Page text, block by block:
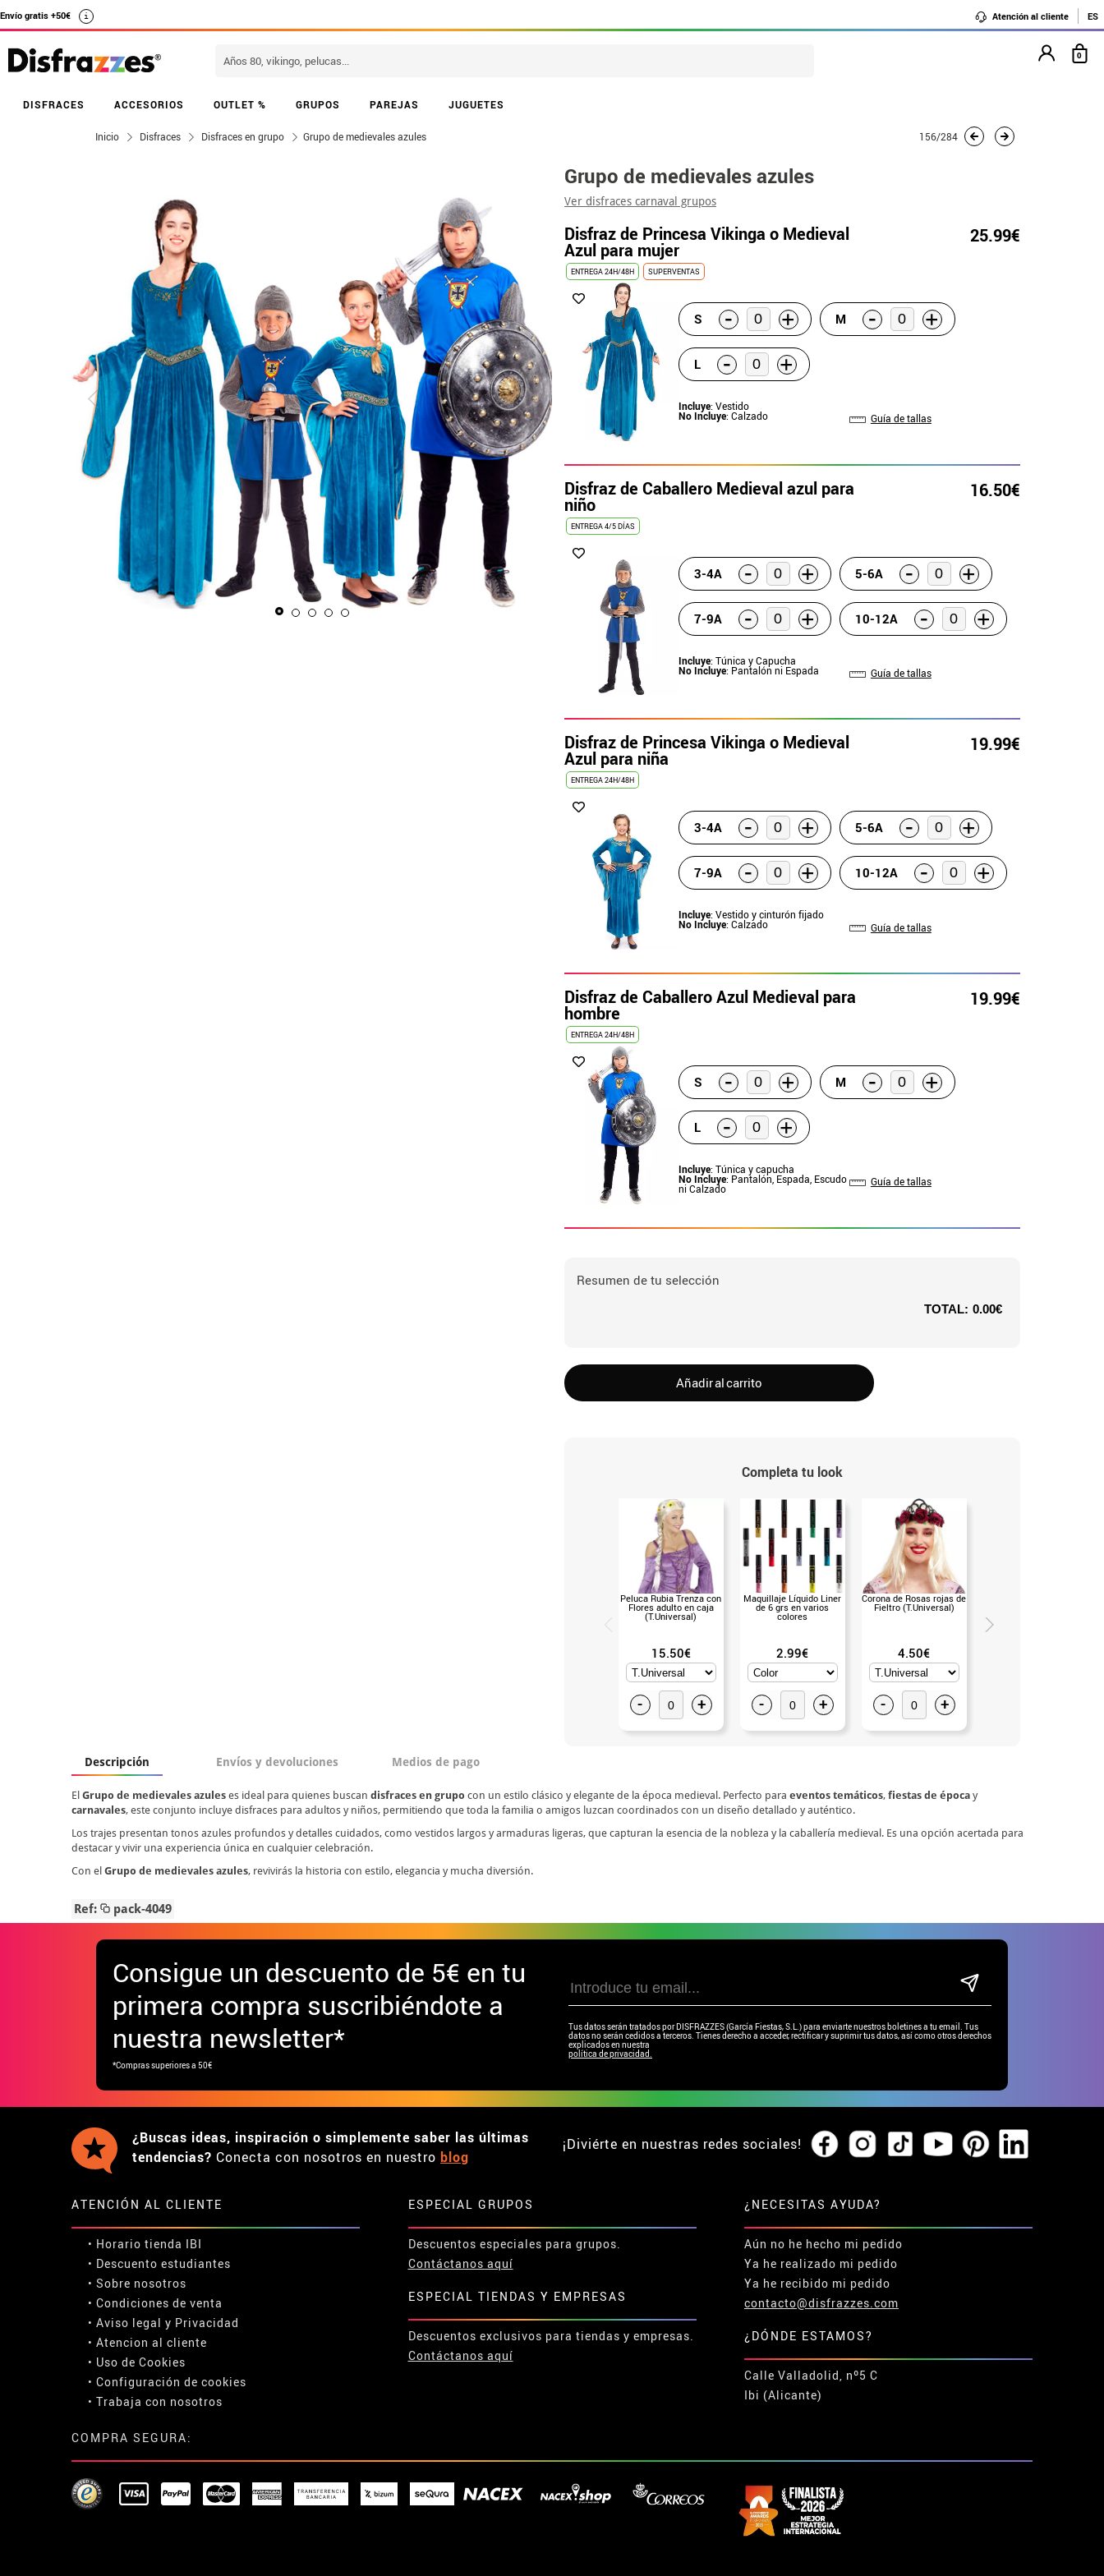
Envío gratis +50€ i Atención al cliente ES
DISFRACES ACCESORIOS OUTLET % GRUPOS PAREJAS JUGUETES
0
Inicio Disfraces Disfraces en grupo Grupo de medievales azules 156/284
Grupo de medievales azules
Ver disfraces carnaval grupos
Disfraz de Princesa Vikinga o Medieval
Azul para mujer
25.99€
ENTREGA 24H/48H SUPERVENTAS
S - + M - +
L - +
Incluye: Vestido
No Incluye: Calzado Guía de tallas
Disfraz de Caballero Medieval azul para
niño
16.50€
ENTREGA 4/5 DÍAS
3-4A - + 5-6A - +
7-9A - + 10-12A - +
Incluye: Túnica y Capucha
No Incluye: Pantalón ni Espada Guía de tallas
Disfraz de Princesa Vikinga o Medieval
Azul para niña
19.99€
ENTREGA 24H/48H
3-4A - + 5-6A - +
7-9A - + 10-12A - +
Incluye: Vestido y cinturón fijado
No Incluye: Calzado Guía de tallas
Disfraz de Caballero Azul Medieval para
hombre
19.99€
ENTREGA 24H/48H
S - + M - +
L - +
Incluye: Túnica y capucha
No Incluye: Pantalón, Espada, Escudo
ni Calzado
Guía de tallas
Resumen de tu selección
TOTAL: 0.00€
Añadir al carrito
Completa tu look
Peluca Rubia Trenza con
Flores adulto en caja
(T.Universal)
15.50€
- +
Maquillaje Líquido Liner
de 6 grs en varios
colores
2.99€
- +
Corona de Rosas rojas de
Fieltro (T.Universal)
4.50€
- +
Descripción Envíos y devoluciones Medios de pago
El Grupo de medievales azules es ideal para quienes buscan disfraces en grupo con un estilo clásico y elegante de la época medieval. Perfecto para eventos temáticos, fiestas de época y
carnavales, este conjunto incluye disfraces para adultos y niños, permitiendo que toda la familia o amigos luzcan coordinados con un diseño detallado y auténtico.
Los trajes presentan tonos azules profundos y detalles cuidados, como vestidos largos y armaduras ligeras, que capturan la esencia de la nobleza y la caballería medieval. Es una opción acertada para
destacar y vivir una experiencia única en cualquier celebración.
Con el Grupo de medievales azules, revivirás la historia con estilo, elegancia y mucha diversión.
Ref: pack-4049
Consigue un descuento de 5€ en tu
primera compra suscribiéndote a
nuestra newsletter*
*Compras superiores a 50€
Tus datos serán tratados por DISFRAZZES (García Fiestas, S.L.) para enviarte nuestros boletines a tu email. Tus
datos no serán cedidos a terceros. Tienes derecho a acceder, rectificar y suprimir tus datos, así como otros derechos
explicados en nuestra
política de privacidad.
¿Buscas ideas, inspiración o simplemente saber las últimas
tendencias? Conecta con nosotros en nuestro blog
¡Diviérte en nuestras redes sociales!
ATENCIÓN AL CLIENTE
• Horario tienda IBI
• Descuento estudiantes
• Sobre nosotros
• Condiciones de venta
• Aviso legal y Privacidad
• Atencion al cliente
• Uso de Cookies
• Configuración de cookies
• Trabaja con nosotros
ESPECIAL GRUPOS
Descuentos especiales para grupos.
Contáctanos aquí
ESPECIAL TIENDAS Y EMPRESAS
Descuentos exclusivos para tiendas y empresas.
Contáctanos aquí
¿NECESITAS AYUDA?
Aún no he hecho mi pedido
Ya he realizado mi pedido
Ya he recibido mi pedido
contacto@disfrazzes.com
¿DÓNDE ESTAMOS?
Calle Valladolid, nº5 C
Ibi (Alicante)
COMPRA SEGURA: